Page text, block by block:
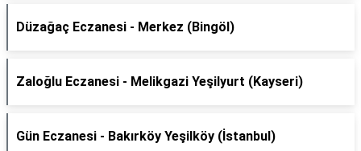
Düzağaç Eczanesi - Merkez (Bingöl)
Zaloğlu Eczanesi - Melikgazi Yeşilyurt (Kayseri)
Gün Eczanesi - Bakırköy Yeşilköy (İstanbul)